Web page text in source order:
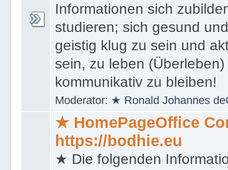
übergeordnete,
Informationen sich
studieren; sich gesund
geistig klug zu sein und
sein, zu leben
kommunikativ zu bleiben!
Moderator:★ Ronald Johannes
★ HomePageOffice
https://bodhie.eu